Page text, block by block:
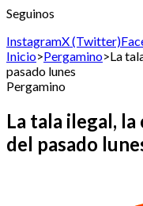
Seguinos
InstagramX (Twitter)
Inicio>Pergamino>La
pasado lunes
Pergamino
La tala ilegal,
del pasado